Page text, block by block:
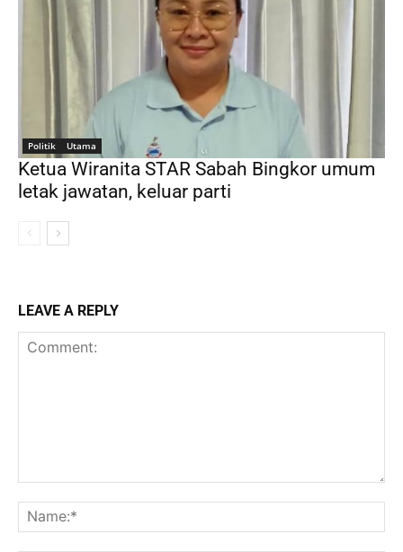
Politik Utama
Ketua Wiranita STAR Sabah Bingkor umum
letak jawatan, keluar parti
LEAVE A REPLY